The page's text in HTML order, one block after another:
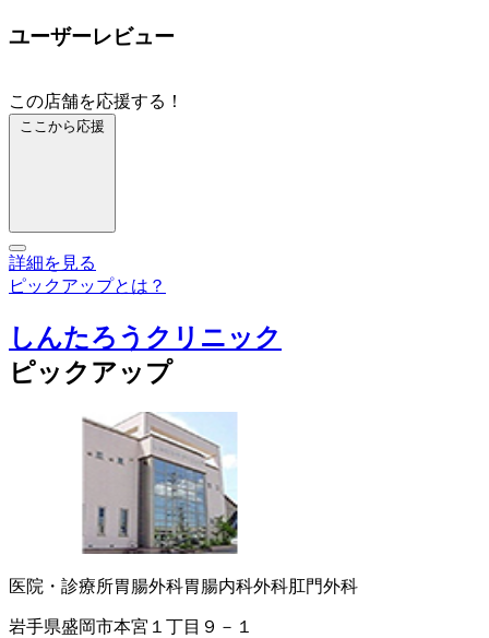
ユーザーレビュー
この店舗を応援する！
ここから応援
詳細を見る
ピックアップとは？
しんたろうクリニック
ピックアップ
医院・診療所胃腸外科胃腸内科外科肛門外科
岩手県盛岡市本宮１丁目９－１